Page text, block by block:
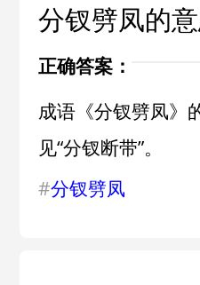
分钗劈凤的
正确答案：
成语《分钗劈凤》
见“分钗断带”。
#分钗劈凤